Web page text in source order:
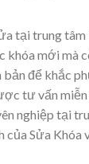
tại trung tâm
khóa mới mà
để khắc
tư vấn
nghiệp tại
của Sửa Khóa